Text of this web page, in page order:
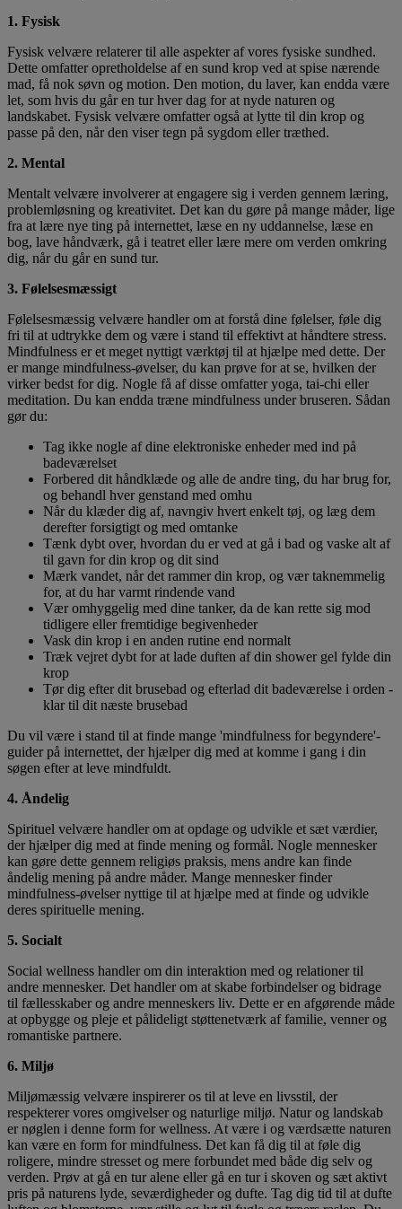
1. Fysisk
Fysisk velvære relaterer til alle aspekter af vores fysiske sundhed.
Dette omfatter opretholdelse af en sund krop ved at spise nærende
mad, få nok søvn og motion. Den motion, du laver, kan endda være
let, som hvis du går en tur hver dag for at nyde naturen og
landskabet. Fysisk velvære omfatter også at lytte til din krop og
passe på den, når den viser tegn på sygdom eller træthed.
2. Mental
Mentalt velvære involverer at engagere sig i verden gennem læring,
problemløsning og kreativitet. Det kan du gøre på mange måder, lige
fra at lære nye ting på internettet, læse en ny uddannelse, læse en
bog, lave håndværk, gå i teatret eller lære mere om verden omkring
dig, når du går en sund tur.
3. Følelsesmæssigt
Følelsesmæssig velvære handler om at forstå dine følelser, føle dig
fri til at udtrykke dem og være i stand til effektivt at håndtere stress.
Mindfulness er et meget nyttigt værktøj til at hjælpe med dette. Der
er mange mindfulness-øvelser, du kan prøve for at se, hvilken der
virker bedst for dig. Nogle få af disse omfatter yoga, tai-chi eller
meditation. Du kan endda træne mindfulness under bruseren. Sådan
gør du:
Tag ikke nogle af ​​dine elektroniske enheder med ind på
badeværelset
Forbered dit håndklæde og alle de andre ting, du har brug for,
og behandl hver genstand med omhu
Når du klæder dig af, navngiv hvert enkelt tøj, og læg dem
derefter forsigtigt og med omtanke
Tænk dybt over, hvordan du er ved at gå i bad og vaske alt af
til gavn for din krop og dit sind
Mærk vandet, når det rammer din krop, og vær taknemmelig
for, at du har varmt rindende vand
Vær omhyggelig med dine tanker, da de kan rette sig mod
tidligere eller fremtidige begivenheder
Vask din krop i en anden rutine end normalt
Træk vejret dybt for at lade duften af ​​din shower gel fylde din
krop
Tør dig efter dit brusebad og efterlad dit badeværelse i orden -
klar til dit næste brusebad
Du vil være i stand til at finde mange 'mindfulness for begyndere'-
guider på internettet, der hjælper dig med at komme i gang i din
søgen efter at leve mindfuldt.
4. Åndelig
Spirituel velvære handler om at opdage og udvikle et sæt værdier,
der hjælper dig med at finde mening og formål. Nogle mennesker
kan gøre dette gennem religiøs praksis, mens andre kan finde
åndelig mening på andre måder. Mange mennesker finder
mindfulness-øvelser nyttige til at hjælpe med at finde og udvikle
deres spirituelle mening.
5. Socialt
Social wellness handler om din interaktion med og relationer til
andre mennesker. Det handler om at skabe forbindelser og bidrage
til fællesskaber og andre menneskers liv. Dette er en afgørende måde
at opbygge og pleje et pålideligt støttenetværk af familie, venner og
romantiske partnere.
6. Miljø
Miljømæssig velvære inspirerer os til at leve en livsstil, der
respekterer vores omgivelser og naturlige miljø. Natur og landskab
er nøglen i denne form for wellness. At være i og værdsætte naturen
kan være en form for mindfulness. Det kan få dig til at føle dig
roligere, mindre stresset og mere forbundet med både dig selv og
verden. Prøv at gå en tur alene eller gå en tur i skoven og sæt aktivt
pris på naturens lyde, seværdigheder og dufte. Tag dig tid til at dufte